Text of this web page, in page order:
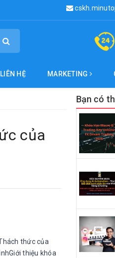
LIÊN HỆ MARKETING
của
thức của
thiệu khóa
Bạn có